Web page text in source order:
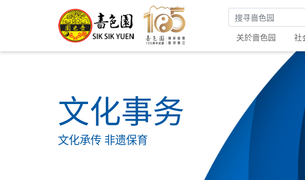
搜寻关键字
关於啬色园
社
文化事务
文化承传 非遗保育